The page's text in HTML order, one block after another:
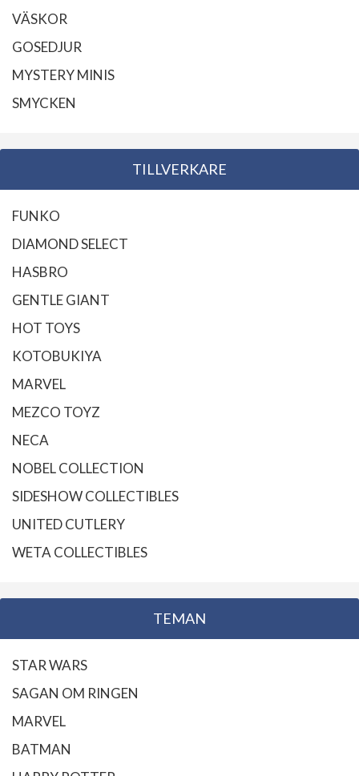
VÄSKOR
GOSEDJUR
MYSTERY MINIS
SMYCKEN
TILLVERKARE
FUNKO
DIAMOND SELECT
HASBRO
GENTLE GIANT
HOT TOYS
KOTOBUKIYA
MARVEL
MEZCO TOYZ
NECA
NOBEL COLLECTION
SIDESHOW COLLECTIBLES
UNITED CUTLERY
WETA COLLECTIBLES
TEMAN
STAR WARS
SAGAN OM RINGEN
MARVEL
BATMAN